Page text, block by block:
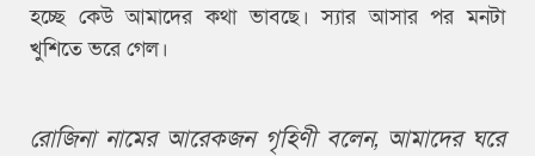
হচ্ছে কেউ আমাদের কথা ভাবছে। স্যার আসার পর মনটা
খুশিতে ভরে গেল।
রোজিনা নামের আরেকজন গৃহিণী বলেন, আমাদের ঘরে